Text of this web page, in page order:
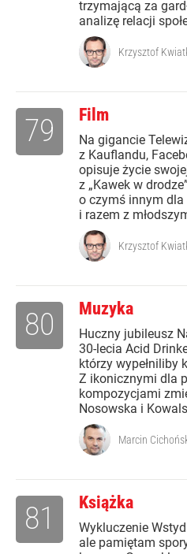
trzymającą za
analizę relacji
Krzysztof
Film
Na gigancie
z Kauflandu,
opisuje życie
z „Kawek w
o czymś innym dla
i razem z
79
Krzysztof
Muzyka
Huczny jubileusz
30-lecia Acid
którzy wypełniliby
Z ikonicznymi dla
kompozycjami
Nosowska i
80
Marcin
Książka
Wykluczenie
ale pamiętam
81